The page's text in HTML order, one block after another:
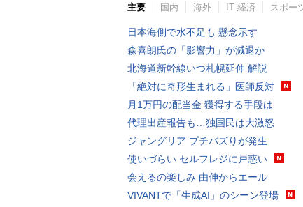
主要 国内 海外 IT 経済 スポー
日本海側で水不足も 懸念示す
森喜朗氏の「影響力」が減退か
北海道新幹線いつ札幌延伸 解説
「絶対に奇形生まれる」医師反対
月1万円の配当金 獲得する手段は
代理出産報告も…独国民は大激怒
ジャングリア プチバズりが発生
使いづらい セルフレジに戸惑い
会えるの楽しみ 由伸からエール
VIVANTで「生成AI」のシーン登場